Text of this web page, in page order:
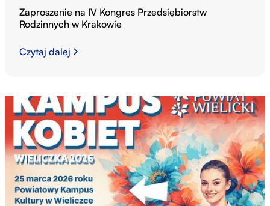
Zaproszenie na IV Kongres Przedsiębiorstw
Rodzinnych w Krakowie
Czytaj dalej